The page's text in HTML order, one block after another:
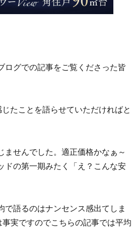
ログでの記事をご覧くださった皆
たことを語らせていただければと
せんでした。適正価格かなぁ～
ドの第一期みたく「え？こんな安
語るのはナンセンス感出てしま
実ですのでこちらの記事では平均